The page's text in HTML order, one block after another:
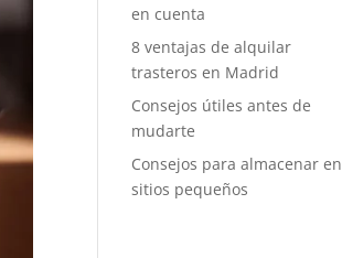
en cuenta
8 ventajas de alquilar
trasteros en Madrid
Consejos útiles antes de
mudarte
Consejos para almacenar en
sitios pequeños